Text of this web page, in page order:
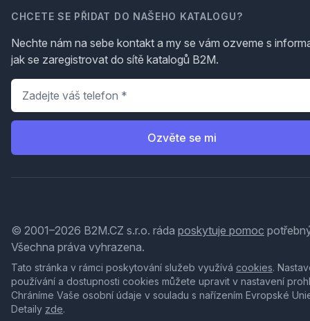
CHCETE SE PŘIDAT DO NAŠEHO KATALOGU?
Nechte nám na sebe kontakt a my se vám ozveme s
jak se zaregistrovat do sítě katalogů B2M.
Telefon
Ozvěte se mi
© 2001–2026 B2M.CZ s.r.o. ráda poskytuje pomoc
Všechna práva vyhrazena.
Tato stránka v rámci poskytování služeb využívá cookies.
používání a dostupnosti cookies můžete upravit v nastavení
Chráníme Vaše osobní údaje v souladu s nařízením Evropské
Detaily zde.